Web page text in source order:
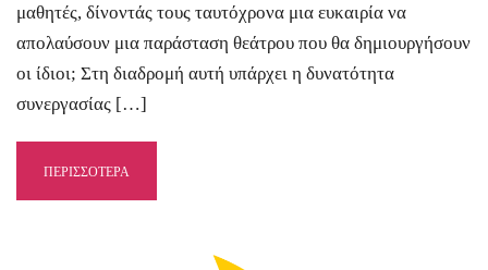
μαθητές, δίνοντάς τους ταυτόχρονα μια ευκαιρία να
απολαύσουν μια παράσταση θεάτρου που θα δημιουργήσουν
οι ίδιοι; Στη διαδρομή αυτή υπάρχει η δυνατότητα
συνεργασίας […]
ΠΕΡΙΣΣΟΤΕΡΑ